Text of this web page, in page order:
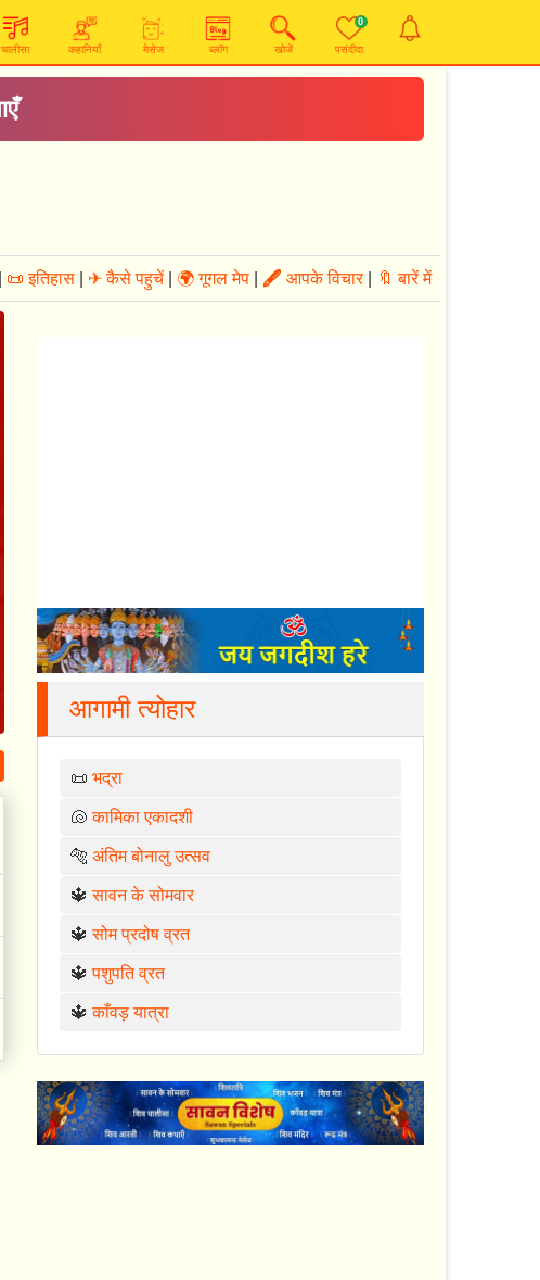
चालीसा कहानियाँ मेसेज ब्लॉग खोजें
0
पसंदीदा
📜 इतिहास ✈ कैसे पहुचें 🌍 गूगल मेप 🖋 आपके विचार| 🔖 बारें में
आगामी त्योहार
📜भद्रा
🐚कामिका एकादशी
🐅अंतिम बोनालु उत्सव
🔱सावन के सोमवार
🔱सोम प्रदोष व्रत
🔱पशुपति व्रत
🔱काँवड़ यात्रा